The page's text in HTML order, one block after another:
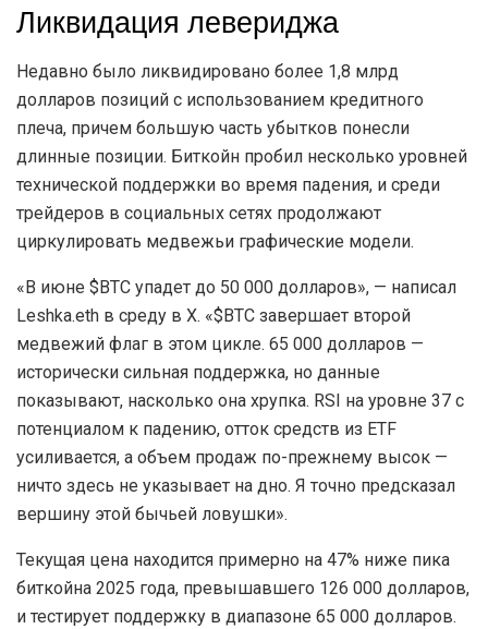
Ликвидация левериджа
Недавно было ликвидировано более 1,8 млрд
долларов позиций с использованием кредитного
плеча, причем большую часть убытков понесли
длинные позиции. Биткойн пробил несколько уровней
технической поддержки во время падения, и среди
трейдеров в социальных сетях продолжают
циркулировать медвежьи графические модели.
«В июне $BTC упадет до 50 000 долларов», — написал
Leshka.eth в среду в X. «$BTC завершает второй
медвежий флаг в этом цикле. 65 000 долларов —
исторически сильная поддержка, но данные
показывают, насколько она хрупка. RSI на уровне 37 с
потенциалом к падению, отток средств из ETF
усиливается, а объем продаж по-прежнему высок —
ничто здесь не указывает на дно. Я точно предсказал
вершину этой бычьей ловушки».
Текущая цена находится примерно на 47% ниже пика
биткойна 2025 года, превышавшего 126 000 долларов,
и тестирует поддержку в диапазоне 65 000 долларов.